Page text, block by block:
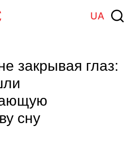
UA
закрывая глаз:
сну